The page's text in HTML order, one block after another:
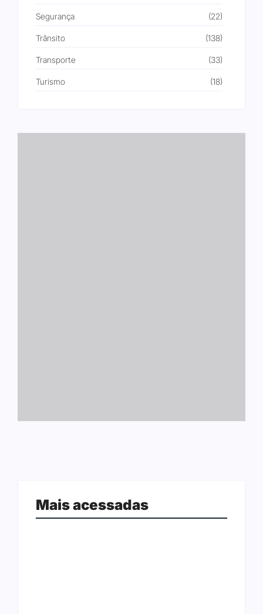
Segurança (22)
Trânsito (138)
Transporte (33)
Turismo (18)
Mais acessadas